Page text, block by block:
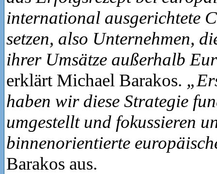
international ausgerichtete
setzen, also Unternehmen,
ihrer Umsätze außerhalb
erklärt Michael Barakos.
haben wir diese Strategie
umgestellt und fokussieren
binnenorientierte
Barakos aus.